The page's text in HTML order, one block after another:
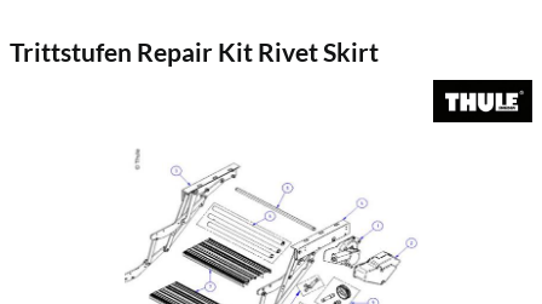
Trittstufen Repair Kit Rivet Skirt